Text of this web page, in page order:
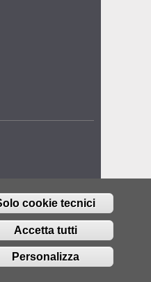
cookie tecnici
Accetta tutti
Personalizza